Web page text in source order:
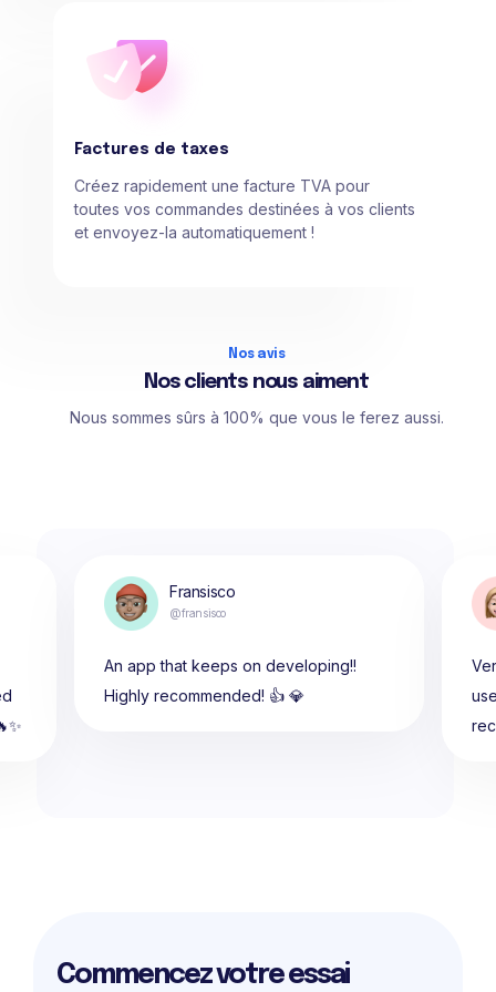
Factures de taxes
Créez rapidement une facture TVA pour
toutes vos commandes destinées à vos clients
et envoyez-la automatiquement !
Nos avis
Nos clients nous aiment
Nous sommes sûrs à 100% que vous le ferez aussi.
Fransisco
@fransisco
An app that keeps on developing!!
Highly recommended! 👍 💎
Commencez votre essai